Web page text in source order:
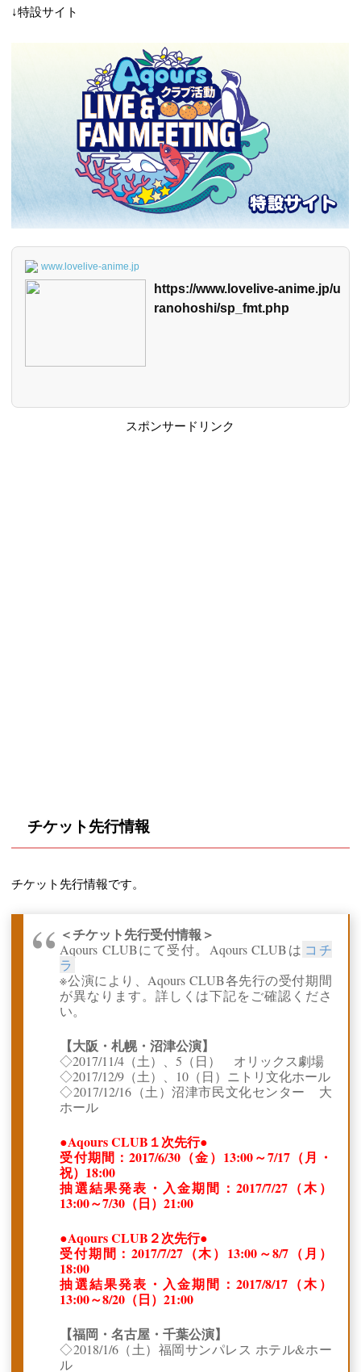
↓特設サイト
www.lovelive-anime.jp
https://www.lovelive-anime.jp/u
ranohoshi/sp_fmt.php
スポンサードリンク
チケット先行情報
チケット先行情報です。
＜チケット先行受付情報＞
Aqours CLUBにて受付。Aqours CLUBは コチ
ラ
※公演により、Aqours CLUB各先行の受付期間
が異なります。詳しくは下記をご確認くださ
い。
【大阪・札幌・沼津公演】
◇2017/11/4（土）、5（日） オリックス劇場
◇2017/12/9（土）、10（日）ニトリ文化ホール
◇2017/12/16（土）沼津市民文化センター 大
ホール
●Aqours CLUB１次先行●
受付期間：2017/6/30（金）13:00～7/17（月・
祝）18:00
抽選結果発表・入金期間：2017/7/27（木）
13:00～7/30（日）21:00
●Aqours CLUB２次先行●
受付期間：2017/7/27（木）13:00～8/7（月）
18:00
抽選結果発表・入金期間：2017/8/17（木）
13:00～8/20（日）21:00
【福岡・名古屋・千葉公演】
◇2018/1/6（土）福岡サンパレス ホテル&ホー
ル